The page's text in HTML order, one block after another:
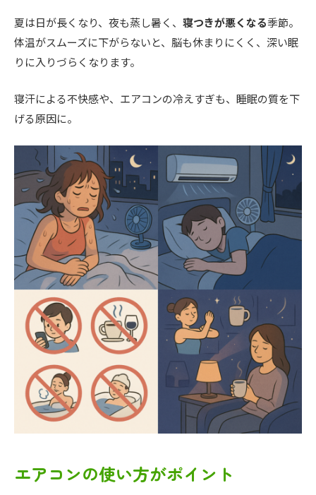
夏は日が長くなり、夜も蒸し暑く、 寝つきが悪くなる季節。
体温がスムーズに下がらないと、脳も休まりにくく、深い眠
りに入りづらくなります。
寝汗による不快感や、エアコンの冷えすぎも、睡眠の質を下
げる原因に。
エアコンの使い方がポイント